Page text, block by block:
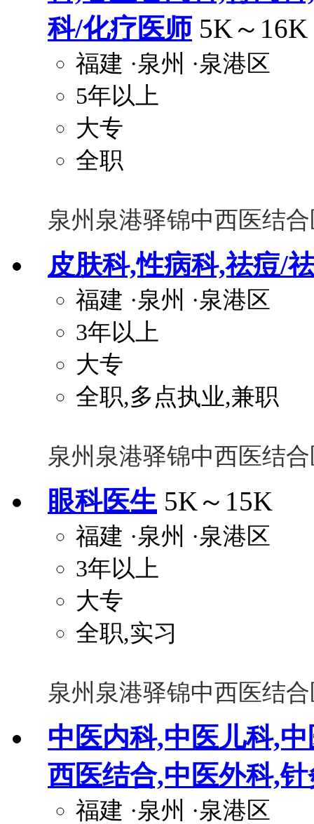
科/化疗医师 5K～16K
福建 ·泉州 ·泉港区
5年以上
大专
全职
泉州泉港驿锦中西医结
皮肤科,性病科,祛痘/
福建 ·泉州 ·泉港区
3年以上
大专
全职,多点执业,兼职
泉州泉港驿锦中西医结
眼科医生 5K～15K
福建 ·泉州 ·泉港区
3年以上
大专
全职,实习
泉州泉港驿锦中西医结
中医内科,中医儿科,
西医结合,中医外科,
福建 ·泉州 ·泉港区